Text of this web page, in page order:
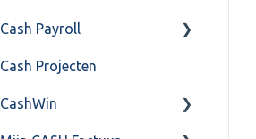
Algemeen
Inrichting
Jaarafsluiting
Cash Payroll
Aangifte
Algemeen
Cash Projecten
CashWin